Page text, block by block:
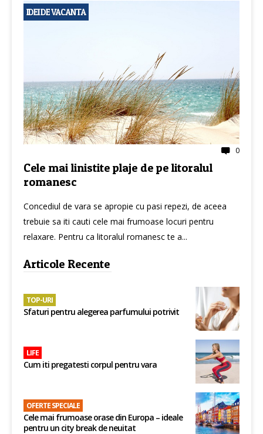
IDEI DE VACANTA
0
Cele mai linistite plaje de pe litoralul
romanesc
Concediul de vara se apropie cu pasi repezi, de aceea
trebuie sa iti cauti cele mai frumoase locuri pentru
relaxare. Pentru ca litoralul romanesc te a...
Articole Recente
TOP-URI
Sfaturi pentru alegerea parfumului potrivit
LIFE
Cum iti pregatesti corpul pentru vara
OFERTE SPECIALE
Cele mai frumoase orase din Europa – ideale
pentru un city break de neuitat